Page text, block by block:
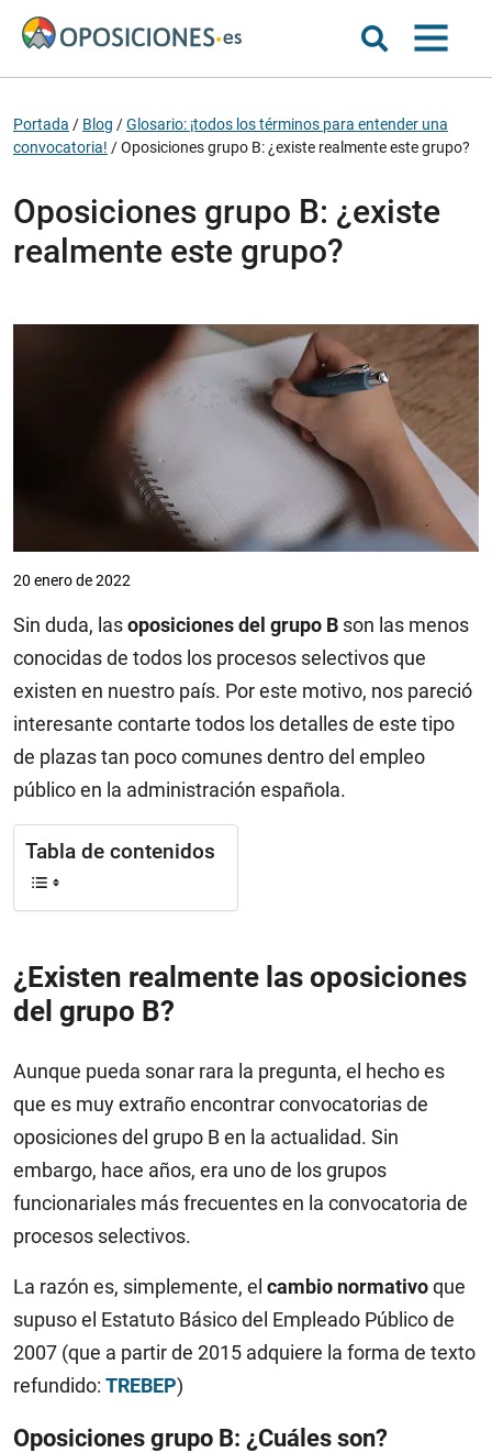
Portada / Blog /Glosario: ¡todos los términos para entender una
convocatoria! /Oposiciones grupo B: ¿existe realmente este grupo?
Oposiciones grupo B: ¿existe
realmente este grupo?
20 enero de 2022
Sin duda, lasoposiciones del grupo B son las menos
conocidas de todos los procesos selectivos que
existen en nuestro país. Por este motivo, nos pareció
interesante contarte todos los detalles de este tipo
de plazas tan poco comunes dentro del empleo
público en la administración española.
Tabla de contenidos
¿Existen realmente las oposiciones
del grupo B?
Aunque pueda sonar rara la pregunta, el hecho es
que es muy extraño encontrar convocatorias de
oposiciones del grupo B en la actualidad. Sin
embargo, hace años, era uno de los grupos
funcionariales más frecuentes en la convocatoria de
procesos selectivos.
La razón es, simplemente, el cambio normativoque
supuso el Estatuto Básico del Empleado Público de
2007 (que a partir de 2015 adquiere la forma de texto
refundido: TREBEP)
Oposiciones grupo B: ¿Cuáles son?